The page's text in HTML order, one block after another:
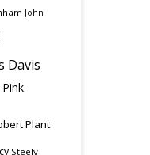
John
Davis
Pink
Plant
Steely